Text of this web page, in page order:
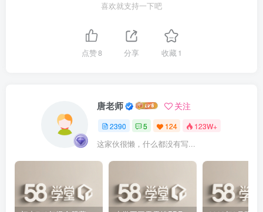
喜欢就支持一下吧
点赞8 分享 收藏1
唐老师 关注
2390 5 124 123W+
这家伙很懒，什么都没有写...